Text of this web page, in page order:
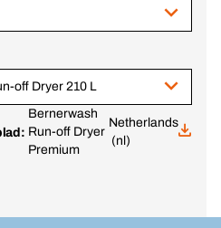
off Dryer 210 L
Bernerwash
Run-off Dryer
Premium
Netherlands
(nl)